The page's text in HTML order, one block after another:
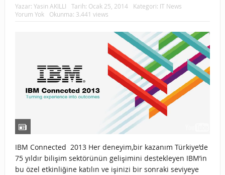
Yazar: Yasin AKILLI Tarih: Ocak 25, 2014 Kategori: IT News
Yorum Yok
Okunma: 3.441 views
IBM Connected 2013 Her deneyim,bir kazanım Türkiye’de
75 yıldır bilişim sektörünün gelişimini destekleyen IBM’in
bu özel etkinliğine katılın ve işinizi bir sonraki seviyeye